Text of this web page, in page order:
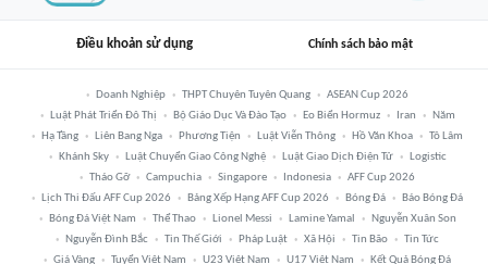
Điều khoản sử dụng Chính sách bảo mật
Doanh Nghiệp THPT Chuyên Tuyên Quang
ASEAN Cup 2026
Luật Phát Triển Đô Thị
Bộ Giáo Dục Và Đào Tạo Eo Biển Hormuz Iran
Năm
Hạ Tầng
Liên Bang Nga Phương Tiện Luật Viễn Thông Hồ Văn Khoa
Tô Lâm
Khánh Sky
Luật Chuyển Giao Công Nghệ Luật Giao Dịch Điện Tử
Logistic
Tháo Gỡ
Campuchia Singapore Indonesia
AFF Cup 2026
Lịch Thi Đấu AFF Cup 2026
Bảng Xếp Hạng AFF Cup 2026 Bóng Đá
Báo Bóng Đá
Bóng Đá Việt Nam
Thể Thao Lionel Messi Lamine Yamal
Nguyễn Xuân Son
Nguyễn Đình Bắc
Tin Thế Giới Pháp Luật Xã Hội Tin Bão
Tin Tức
Giá Vàng
Tuyển Việt Nam U23 Việt Nam U17 Việt Nam Kết Quả Bóng Đá